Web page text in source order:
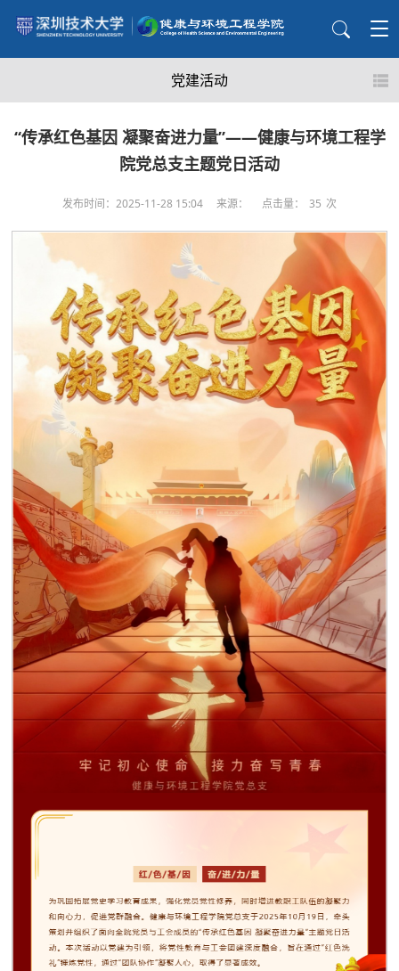
党建活动
“传承红色基因 凝聚奋进力量”——健康与环境工程学
院党总支主题党日活动
发布时间：2025-11-28 15:04 来源： 点击量： 35 次